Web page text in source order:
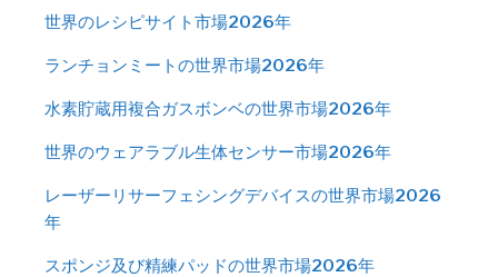
世界のレシピサイト市場2026年
ランチョンミートの世界市場2026年
水素貯蔵用複合ガスボンベの世界市場2026年
世界のウェアラブル生体センサー市場2026年
レーザーリサーフェシングデバイスの世界市場2026
年
スポンジ及び精練パッドの世界市場2026年